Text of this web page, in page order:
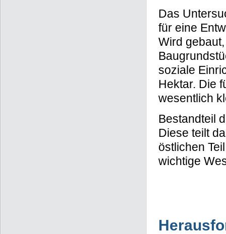
Das
für eine
Wird
soziale
Hektar. Die
wesentlich
Bestandteil
Diese teilt
östlichen
wichtige